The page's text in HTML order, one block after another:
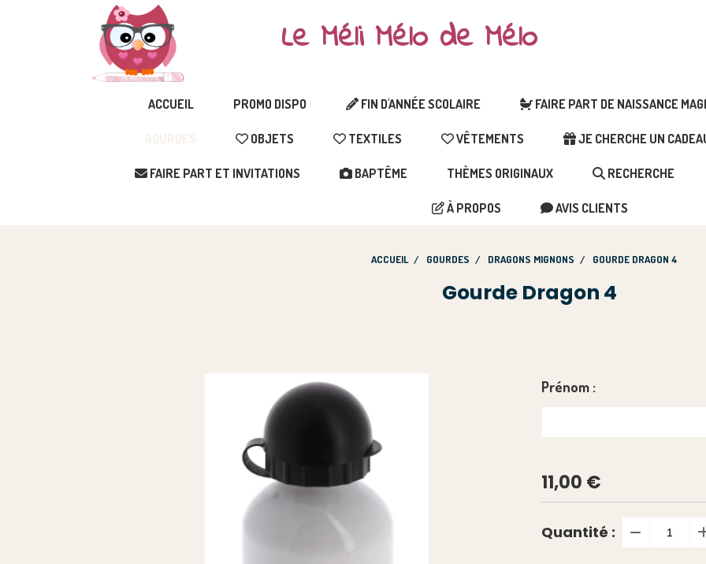
Le Méli Mélo de Mélo
ACCUEIL PROMO DISPO FIN D'ANNÉE SCOLAIRE FAIRE PART DE NAISSANCE
OBJETS TEXTILES VÊTEMENTS JE CHERCHE UN
FAIRE PART ET INVITATIONS BAPTÊME THÈMES ORIGINAUX RECHERCHE
À PROPOS AVIS CLIENTS
ACCUEIL GOURDES DRAGONS MIGNONS GOURDE DRAGON 4
Gourde Dragon 4
Prénom :
11,00 €
Quantité :